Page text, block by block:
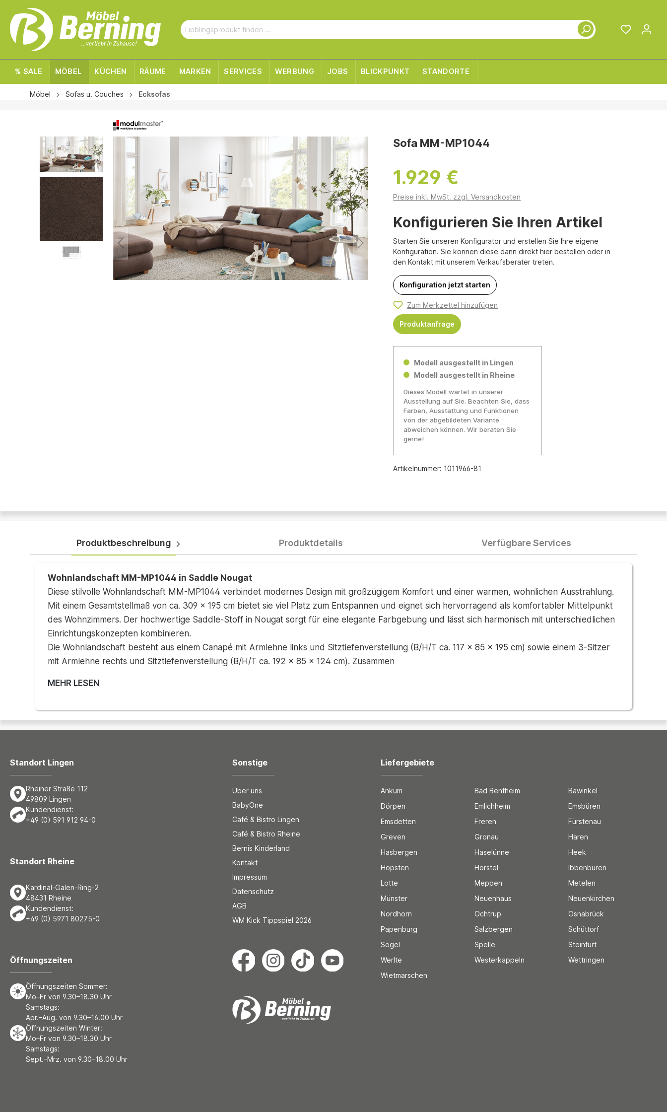
% SALE MÖBEL KÜCHEN RÄUME MARKEN SERVICES WERBUNG JOBS BLICKPUNKT STANDORTE
Möbel Sofas u. Couches Ecksofas
Sofa MM-MP1044
1.929 €
Preise inkl. MwSt. zzgl. Versandkosten
Konfigurieren Sie Ihren Artikel
Starten Sie unseren Konfigurator und erstellen Sie Ihre eigene
Konfiguration. Sie können diese dann direkt hier bestellen oder in
den Kontakt mit unserem Verkaufsberater treten.
Konfiguration jetzt starten
Zum Merkzettel hinzufügen
Produktanfrage
Modell ausgestellt in Lingen
Modell ausgestellt in Rheine
Dieses Modell wartet in unserer
Ausstellung auf Sie. Beachten Sie, dass
Farben, Ausstattung und Funktionen
von der abgebildeten Variante
abweichen können. Wir beraten Sie
gerne!
Artikelnummer: 1011966-81
Produktbeschreibung Produktdetails Verfügbare Services
Wohnlandschaft MM-MP1044 in Saddle Nougat
Diese stilvolle Wohnlandschaft MM-MP1044 verbindet modernes Design mit großzügigem Komfort und einer warmen, wohnlichen Ausstrahlung.
Mit einem Gesamtstellmaß von ca. 309 x 195 cm bietet sie viel Platz zum Entspannen und eignet sich hervorragend als komfortabler Mittelpunkt
des Wohnzimmers. Der hochwertige Saddle-Stoff in Nougat sorgt für eine elegante Farbgebung und lässt sich harmonisch mit unterschiedlichen
Einrichtungskonzepten kombinieren.
Die Wohnlandschaft besteht aus einem Canapé mit Armlehne links und Sitztiefenverstellung (B/H/T ca. 117 x 85 x 195 cm) sowie einem 3-Sitzer
mit Armlehne rechts und Sitztiefenverstellung (B/H/T ca. 192 x 85 x 124 cm). Zusammen
MEHR LESEN
Standort Lingen
Rheiner Straße 112
49809 Lingen
Kundendienst:
+49 (0) 591 912 94-0
Standort Rheine
Kardinal-Galen-Ring-2
48431 Rheine
Kundendienst:
+49 (0) 5971 80275-0
Öffnungszeiten
Öffnungszeiten Sommer:
Mo–Fr von 9.30–18.30 Uhr
Samstags:
Apr.–Aug. von 9.30–16.00 Uhr
Öffnungszeiten Winter:
Mo–Fr von 9.30–18.30 Uhr
Samstags:
Sept.–Mrz. von 9.30–18.00 Uhr
Sonstige
Über uns
BabyOne
Café & Bistro Lingen
Café & Bistro Rheine
Bernis Kinderland
Kontakt
Impressum
Datenschutz
AGB
WM Kick Tippspiel 2026
Liefergebiete
Ankum Bad Bentheim
Bawinkel
Dörpen
Emlichheim
Emsbüren
Emsdetten
Freren
Fürstenau
Greven
Gronau
Haren
Hasbergen
Haselünne
Heek
Hopsten
Hörstel
Ibbenbüren
Lotte
Meppen
Metelen
Münster
Neuenhaus
Neuenkirchen
Nordhorn
Ochtrup
Osnabrück
Papenburg
Salzbergen
Schüttorf
Sögel
Spelle
Steinfurt
Werlte
Westerkappeln
Wettringen
Wietmarschen